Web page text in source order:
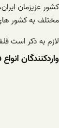
کشور عزیزمان
مختلف به کشور
لازم به ذکر است
واردکنندگان